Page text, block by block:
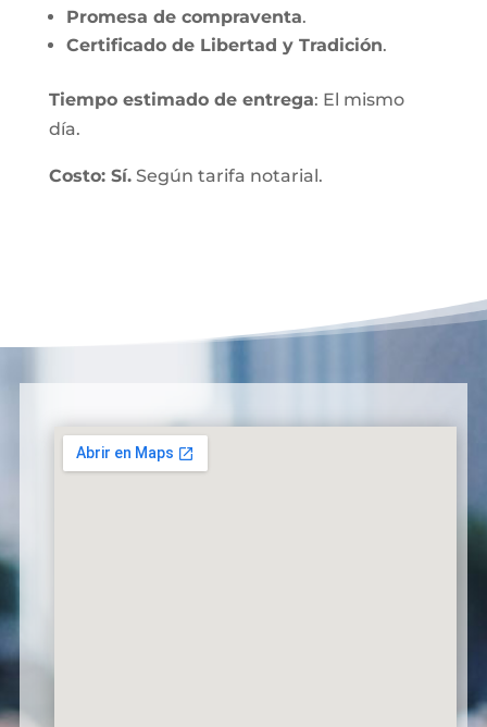
Promesa de compraventa.
Certificado de Libertad y Tradición.
Tiempo estimado de entrega: El mismo
día.
Costo: Sí.Según tarifa notarial.